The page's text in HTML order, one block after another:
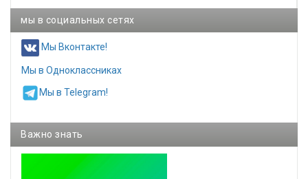
мы в социальных сетях
Мы Вконтакте!
Мы в Одноклассниках
Мы в Telegram!
Важно знать